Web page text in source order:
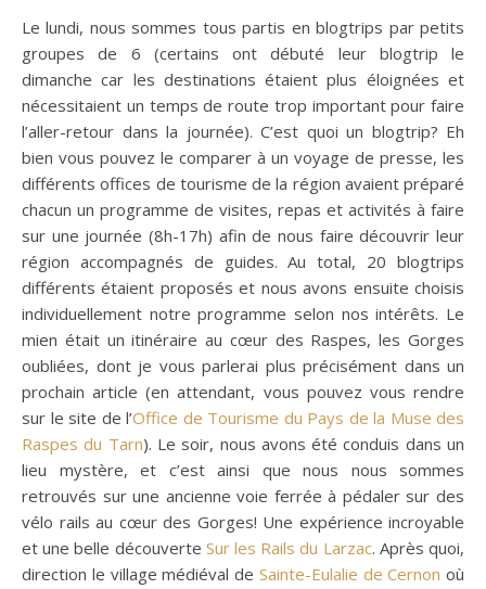
Le lundi, nous sommes tous partis en blogtrips par petits
groupes de 6 (certains ont débuté leur blogtrip le
dimanche car les destinations étaient plus éloignées et
nécessitaient un temps de route trop important pour faire
l’aller-retour dans la journée). C’est quoi un blogtrip? Eh
bien vous pouvez le comparer à un voyage de presse, les
différents offices de tourisme de la région avaient préparé
chacun un programme de visites, repas et activités à faire
sur une journée (8h-17h) afin de nous faire découvrir leur
région accompagnés de guides. Au total, 20 blogtrips
différents étaient proposés et nous avons ensuite choisis
individuellement notre programme selon nos intérêts. Le
mien était un itinéraire au cœur des Raspes, les Gorges
oubliées, dont je vous parlerai plus précisément dans un
prochain article (en attendant, vous pouvez vous rendre
sur le site de l’Office de Tourisme du Pays de la Muse des
Raspes du Tarn). Le soir, nous avons été conduis dans un
lieu mystère, et c’est ainsi que nous nous sommes
retrouvés sur une ancienne voie ferrée à pédaler sur des
vélo rails au cœur des Gorges! Une expérience incroyable
et une belle découverte Sur les Rails du Larzac. Après quoi,
direction le village médiéval de Sainte-Eulalie de Cernon où